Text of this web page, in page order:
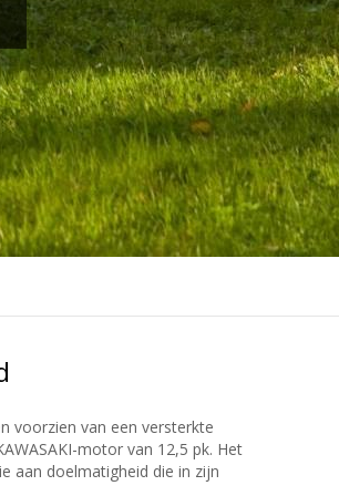
voorzien van een versterkte
motor van 12,5 pk. Het
aan doelmatigheid die in zijn